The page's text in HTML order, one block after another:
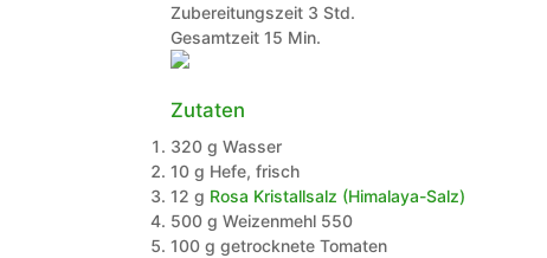
Zubereitungszeit 3 Stunden
Std.
Gesamtzeit15 Minuten
Min.
Zutaten
320 g Wasser
10 g Hefe, frisch
12 g Rosa Kristallsalz (Himalaya-Salz)
500 g Weizenmehl 550
100 g getrocknete Tomaten